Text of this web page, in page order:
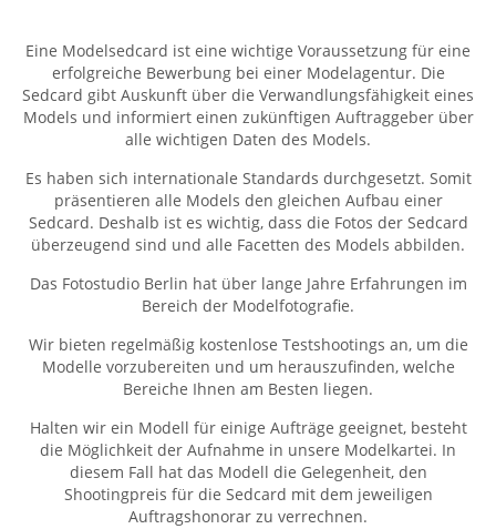
Eine Modelsedcard ist eine wichtige Voraussetzung für eine
erfolgreiche Bewerbung bei einer Modelagentur. Die
Sedcard gibt Auskunft über die Verwandlungsfähigkeit eines
Models und informiert einen zukünftigen Auftraggeber über
alle wichtigen Daten des Models.
Es haben sich internationale Standards durchgesetzt. Somit
präsentieren alle Models den gleichen Aufbau einer
Sedcard. Deshalb ist es wichtig, dass die Fotos der Sedcard
überzeugend sind und alle Facetten des Models abbilden.
Das Fotostudio Berlin hat über lange Jahre Erfahrungen im
Bereich der Modelfotografie.
Wir bieten regelmäßig kostenlose Testshootings an, um die
Modelle vorzubereiten und um herauszufinden, welche
Bereiche Ihnen am Besten liegen.
Halten wir ein Modell für einige Aufträge geeignet, besteht
die Möglichkeit der Aufnahme in unsere Modelkartei. In
diesem Fall hat das Modell die Gelegenheit, den
Shootingpreis für die Sedcard mit dem jeweiligen
Auftragshonorar zu verrechnen.